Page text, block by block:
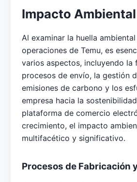
Impacto Ambiental
Al examinar la huella
operaciones de Temu, es
varios aspectos, incluyendo la
procesos de envío, la gestión
emisiones de carbono y los
empresa hacia la
plataforma de comercio
crecimiento, el impacto
multifacético y significativo.
Procesos de Fabricación